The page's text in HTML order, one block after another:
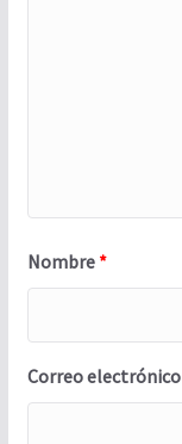
Nombre *
Correo electrónico